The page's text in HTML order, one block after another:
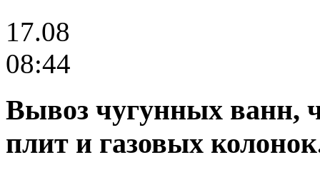
17.08
08:44
Вывоз чугунных ванн,
плит и газовых